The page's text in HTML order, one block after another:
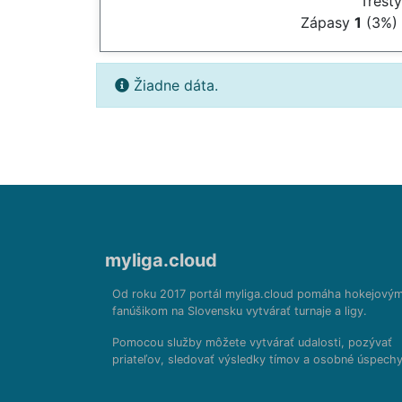
Zápasy 1 (3%)
Žiadne dáta.
myliga.cloud
Od roku 2017 portál myliga.cloud pomáha
fanúšikom na Slovensku vytvárať turnaje a ligy.
Pomocou služby môžete vytvárať udalosti, pozývať
priateľov, sledovať výsledky tímov a osobné